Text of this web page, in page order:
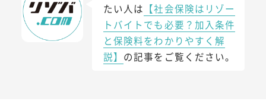
たい人は 【社会保険はリゾー
トバイトでも必要？加入条件
と保険料をわかりやすく解
説】 の記事をご覧ください。